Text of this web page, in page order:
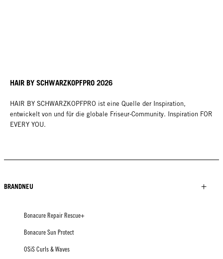
HAIR BY SCHWARZKOPFPRO 2026
HAIR BY SCHWARZKOPFPRO ist eine Quelle der Inspiration,
entwickelt von und für die globale Friseur-Community. Inspiration FOR
EVERY YOU.
BRANDNEU
Bonacure Repair Rescue+
Bonacure Sun Protect
OSiS Curls & Waves